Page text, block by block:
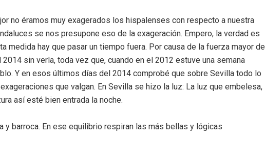
no éramos muy exagerados los hispalenses con respecto a nuestra
se nos presupone eso de la exageración. Empero, la verdad es
medida hay que pasar un tiempo fuera. Por causa de la fuerza mayor de
sin verla, toda vez que, cuando en el 2012 estuve una semana
Y en esos últimos días del 2014 comprobé que sobre Sevilla todo lo
que valgan. En Sevilla se hizo la luz: La luz que embelesa,
así esté bien entrada la noche.
y barroca. En ese equilibrio respiran las más bellas y lógicas